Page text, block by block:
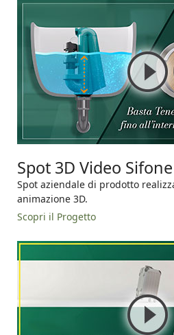
Spot 3D Video
Spot aziendale di prodotto
animazione 3D.
Scopri il Progetto